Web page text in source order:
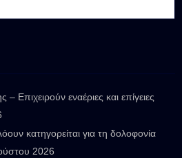
Επιχειρούν εναέριες και επίγειες
κατηγορείται για τη δολοφονία
2026